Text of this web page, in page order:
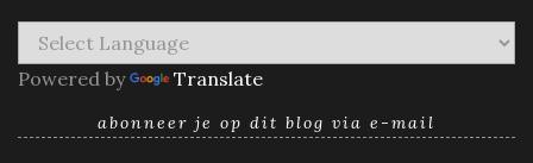
Powered by Translate
abonneer je op dit blog via e-mail